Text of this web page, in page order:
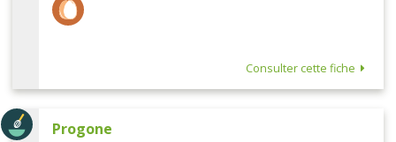
Consulter cette fiche
Progone